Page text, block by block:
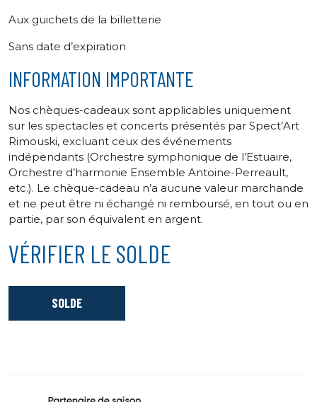
Aux guichets de la billetterie
Sans date d’expiration
INFORMATION IMPORTANTE
Nos chèques-cadeaux sont applicables uniquement
sur les spectacles et concerts présentés par Spect’Art
Rimouski, excluant ceux des événements
indépendants (Orchestre symphonique de l’Estuaire,
Orchestre d’harmonie Ensemble Antoine-Perreault,
etc.). Le chèque-cadeau n’a aucune valeur marchande
et ne peut être ni échangé ni remboursé, en tout ou en
partie, par son équivalent en argent.
VÉRIFIER LE SOLDE
SOLDE